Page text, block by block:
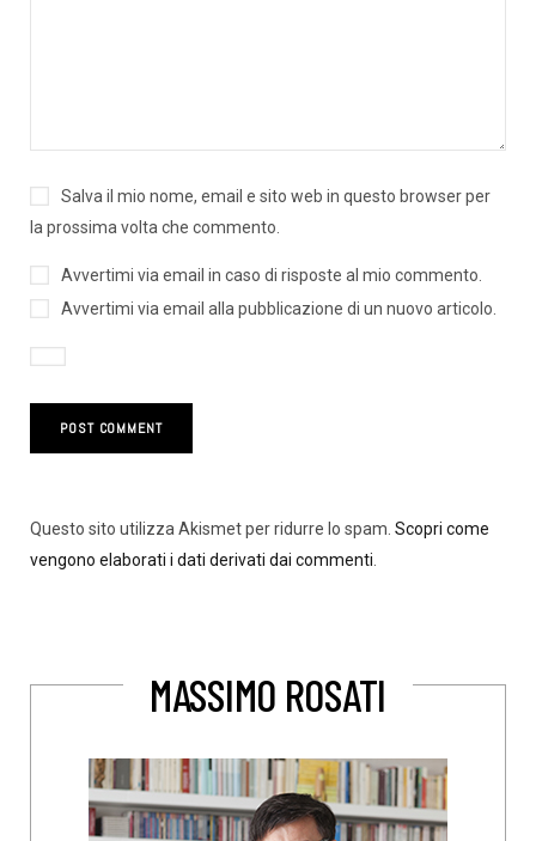
Salva il mio nome, email e sito web in questo browser per
la prossima volta che commento.
Avvertimi via email in caso di risposte al mio commento.
Avvertimi via email alla pubblicazione di un nuovo articolo.
Questo sito utilizza Akismet per ridurre lo spam. Scopri come
vengono elaborati i dati derivati dai commenti
MASSIMO ROSATI